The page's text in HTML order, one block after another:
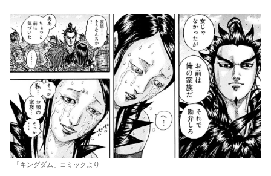
「キングダム」コミックより